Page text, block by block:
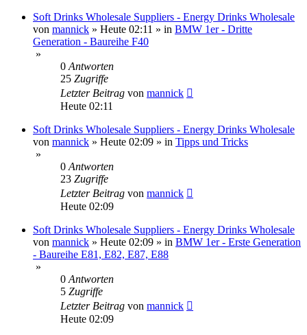
Soft Drinks Wholesale Suppliers - Energy Drinks Wholesale
von mannick » Heute 02:11 » in BMW 1er - Dritte
Generation - Baureihe F40
»
0 Antworten
25 Zugriffe
Letzter Beitrag von mannick
Heute 02:11
Soft Drinks Wholesale Suppliers - Energy Drinks Wholesale
von mannick » Heute 02:09 » in Tipps und Tricks
»
0 Antworten
23 Zugriffe
Letzter Beitrag von mannick
Heute 02:09
Soft Drinks Wholesale Suppliers - Energy Drinks Wholesale
von mannick » Heute 02:09 » in BMW 1er - Erste Generation
- Baureihe E81, E82, E87, E88
»
0 Antworten
5 Zugriffe
Letzter Beitrag von mannick
Heute 02:09